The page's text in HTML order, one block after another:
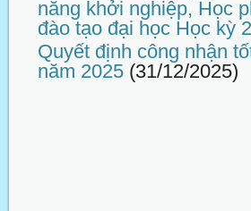
năng khởi nghiệp, Học
đào tạo đại học Học kỳ
Quyết định công nhận
năm 2025 (31/12/2025)